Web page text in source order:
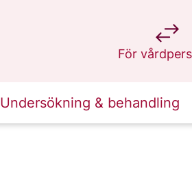
För
på 1177.se
Undersökning & behandling